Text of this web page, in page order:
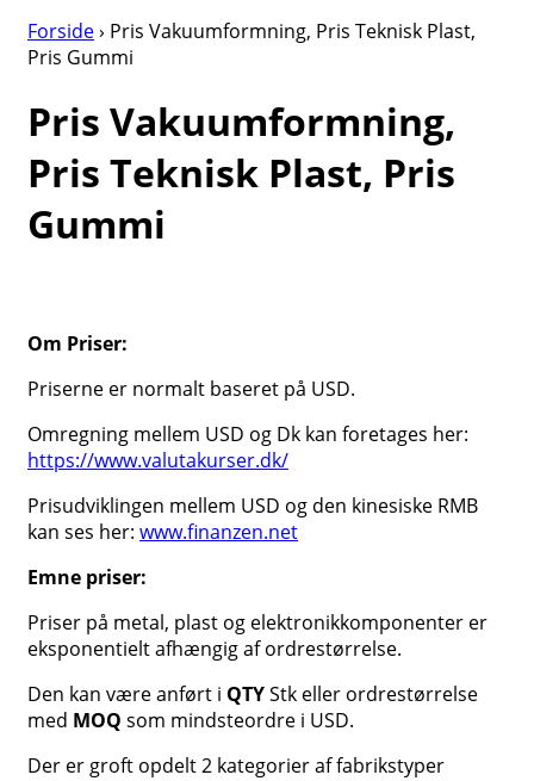
Forside› Pris Vakuumformning, Pris Teknisk Plast,
Pris Gummi
Pris Vakuumformning,
Pris Teknisk Plast, Pris
Gummi
Om Priser:
Priserne er normalt baseret på USD.
Omregning mellem USD og Dk kan foretages her:
https://www.valutakurser.dk/
Prisudviklingen mellem USD og den kinesiske RMB
kan ses her: www.finanzen.net
Emne priser:
Priser på metal, plast og elektronikkomponenter er
eksponentielt afhængig af ordrestørrelse.
Den kan være anført i QTYStk eller ordrestørrelse
med MOQ som mindsteordre i USD.
Der er groft opdelt 2 kategorier af fabrikstyper